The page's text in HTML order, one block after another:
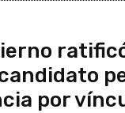
por